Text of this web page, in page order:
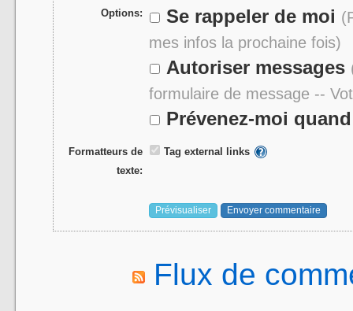
Options: Se rappeler de moi
mes infos la prochaine fois)
Autoriser messages
formulaire de message --
Prévenez-moi
Formatteurs de
texte:
Tag external links
Flux de